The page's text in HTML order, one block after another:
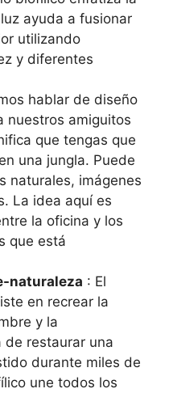
ayuda a fusionar
utilizando
y diferentes
hablar de diseño
nuestros amiguitos
que tengas que
una jungla. Puede
naturales, imágenes
La idea aquí es
la oficina y los
que está
naturaleza : El
en recrear la
y la
de restaurar una
durante miles de
une todos los